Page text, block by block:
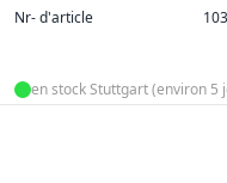
Nr- d'article
en stock Stuttgart (environ 5